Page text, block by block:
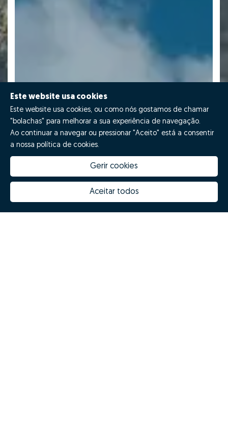
Este website usa cookies
Este website usa cookies, ou como nós gostamos de chamar
"bolachas" para melhorar a sua experiência de navegação.
Ao continuar a navegar ou pressionar "Aceito" está a consentir
a nossa política de cookies.
Gerir cookies
Aceitar todos